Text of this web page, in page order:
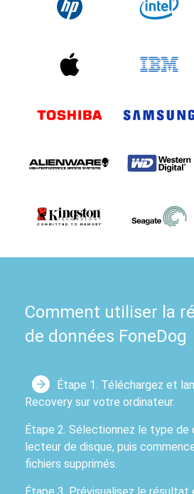
Comment utiliser la
de données FoneDog
Étape 1. Téléchargez et
Recovery sur votre ordinateur.
Étape 2. Sélectionnez le type de
lecteur de disque, puis
fichiers supprimés.